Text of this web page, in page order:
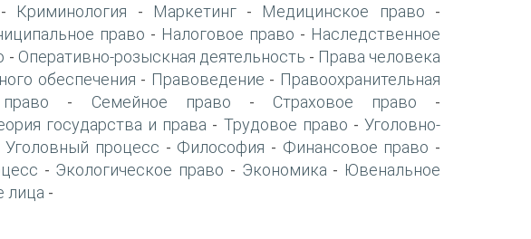
- Криминология - Маркетинг- Медицинское право -
право - Налоговое право - Наследственное
- Оперативно-розыскная деятельность - Права человека
обеспечения - Правоведение - Правоохранительная
- Семейное право - Страховое право -
государства и права - Трудовое право -Уголовно-
Уголовный процесс - Философия - Финансовое право -
- Экологическое право - Экономика - Ювенальное
лица -